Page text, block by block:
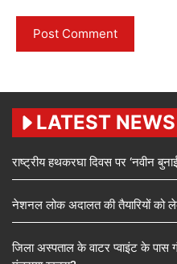
LATEST NEWS
राष्ट्रीय हथकरघा दिवस पर ‘नवीन
नेशनल लोक अदालत की तैयारियों को
जिला अस्पताल के वाटर प्वाइंट के पास